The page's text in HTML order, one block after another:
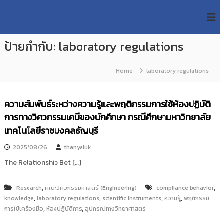
p
U
T
e
a
r
c
h
R
p
o
วิ
ท
ท
โ
น
ล
ร
ม
ง
ค
ป้ายกำกับ: laboratory regulations
Home laboratory regulations
ความสัมพันธ์ระหว่างความรู้และพฤติกรรมการใช้ห้องปฏิบัติ
การทางวิศวกรรมเคมีของนักศึกษา กรณีศึกษามหาวิทยาลัย
เทคโนโลยีราชมงคลธัญบุรี
2025/08/26 thanyaluk
The Relationship Bet […]
Research,คณะวิศวกรรมศาสตร์ (Engineering) compliance behavior,
knowledge,laboratory regulations, scientific instruments,ความรู้,พฤติกรรม
การใช้เครื่องมือ,ห้องปฏิบัติการ,อุปกรณ์ทางวิทยาศาสตร์